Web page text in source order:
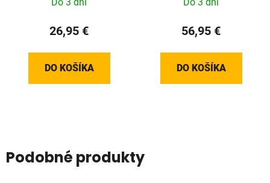
26,95 €
DO KOŠÍKA
56,95 €
DO KOŠÍKA
Podobné produkty